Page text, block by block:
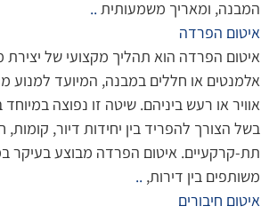
המבנה, ומאריך משמעותית ..
איטום הפרדה
איטום הפרדה הוא תהליך מקצועי של יצירת
אלמנטים או חללים במבנה, המיועד למנוע
אוויר או רעש ביניהם. שיטה זו נפוצה
בשל הצורך להפריד בין יחידות דיור, קומות,
תת-קרקעיים. איטום הפרדה מבוצע בעיקר
משותפים בין דירות, ..
איטום חיבורים